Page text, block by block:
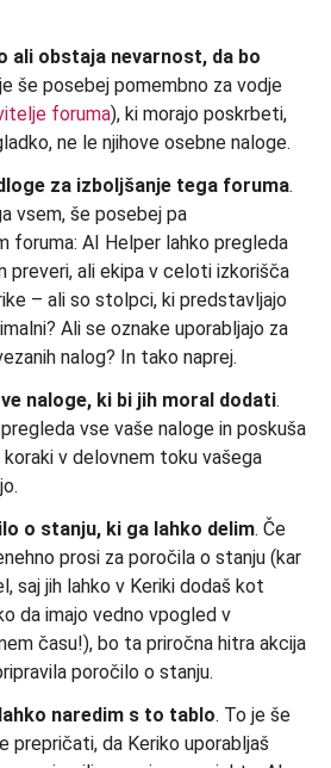
ali obstaja nevarnost, da bo
še posebej pomembno za vodje
foruma), ki morajo poskrbeti,
ne le njihove osebne naloge.
za izboljšanje tega foruma.
vsem, še posebej pa
foruma: AI Helper lahko pregleda
preveri, ali ekipa v celoti izkorišča
– ali so stolpci, ki predstavljajo
Ali se oznake uporabljajo za
nalog? In tako naprej.
naloge, ki bi jih moral dodati.
vse vaše naloge in poskuša
v delovnem toku vašega
o stanju, ki ga lahko delim. Če
prosi za poročila o stanju (kar
saj jih lahko v Keriki dodaš kot
da imajo vedno vpogled v
času!), bo ta priročna hitra akcija
poročilo o stanju.
naredim s to tablo. To je še
prepričati, da Keriko uporabljaš